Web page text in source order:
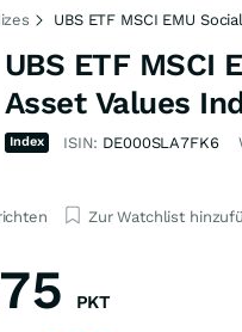
UBS ETF MSCI EMU
UBS ETF MSCI
Asset Values
Index ISIN: DE000SLA7FK6
Zur Watchlist
PKT